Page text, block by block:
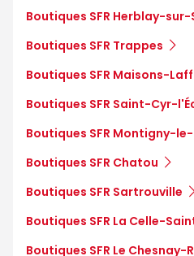
Boutiques SFR Herblay-sur-
Boutiques SFR Trappes
Boutiques SFR Maisons-
Boutiques SFR Saint-Cyr-
Boutiques SFR Montigny-
Boutiques SFR Chatou
Boutiques SFR Sartrouville
Boutiques SFR La Celle-
Boutiques SFR Le